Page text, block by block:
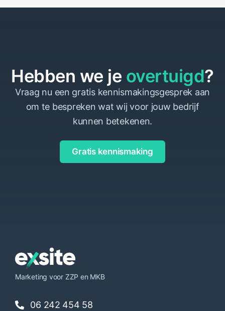
Hebben we je overtuigd?
Vraag nu een gratis kennismakingsgesprek aan
om te bespreken wat wij voor jouw bedrijf
kunnen betekenen.
Gratis kennismaking
Marketing voor ZZP en MKB
06 242 454 58